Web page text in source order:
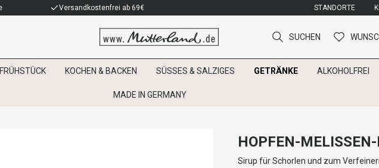
Versandkostenfrei ab 69€ STANDORTE
SUCHEN
FRÜHSTÜCK KOCHEN & BACKEN SÜSSES & SALZIGES GETRÄNKE ALKOHOLFREI
MADE IN GERMANY
HOPFEN-
Sirup für Schorlen und zum